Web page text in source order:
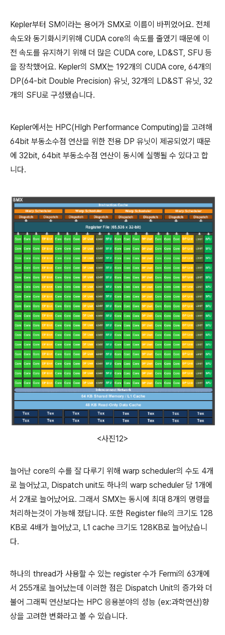
Kepler부터 SM이라는 용어가 SMX로 이름이 바뀌었어요. 전체
속도와 동기화시키위해 CUDA core의 속도를 줄였기 때문에 이
전 속도를 유지하기 위해 더 많은 CUDA core, LD&ST, SFU 등
을 장착했어요. Kepler의 SMX는 192개의 CUDA core, 64개의
DP(64-bit Double Precision) 유닛, 32개의 LD&ST 유닛, 32
개의 SFU로 구성됐습니다.
Kepler에서는 HPC(HIgh Performance Computing)을 고려해
64bit 부동소수점 연산을 위한 전용 DP 유닛이 제공되었기 때문
에 32bit, 64bit 부동소수점 연산이 동시에 실행될 수 있다고 합
니다.
<사진12>
늘어난 core의 수를 잘 다루기 위해 warp scheduler의 수도 4개
로 늘어났고, Dispatch unit도 하나의 warp scheduler 당 1개에
서 2개로 늘어났어요. 그래서 SMX는 동시에 최대 8개의 명령을
처리하는것이 가능해 졌답니다. 또한 Register file의 크기도 128
KB로 4배가 늘어났고, L1 cache 크기도 128KB로 늘어났습니
다.
하나의 thread가 사용할 수 있는 register 수가 Fermi의 63개에
서 255개로 늘어났는데 이러한 점은 Dispatch Unit의 증가와 더
불어 그래픽 연산보다는 HPC 응용분야의 성능 (ex:과학연산)향
상을 고려한 변화라고 볼 수 있습니다.